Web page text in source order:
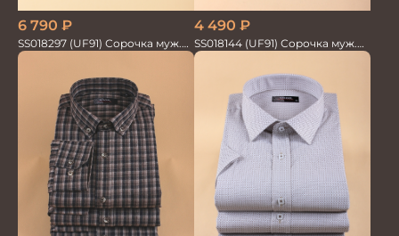
6 790 ₽
SS018297 (UF91) Сорочка муж.
GROSTYLE TRENDY
4 490 ₽
SS018144 (UF91) Сорочка муж.
кр.рук. GROSTYLE PRIME